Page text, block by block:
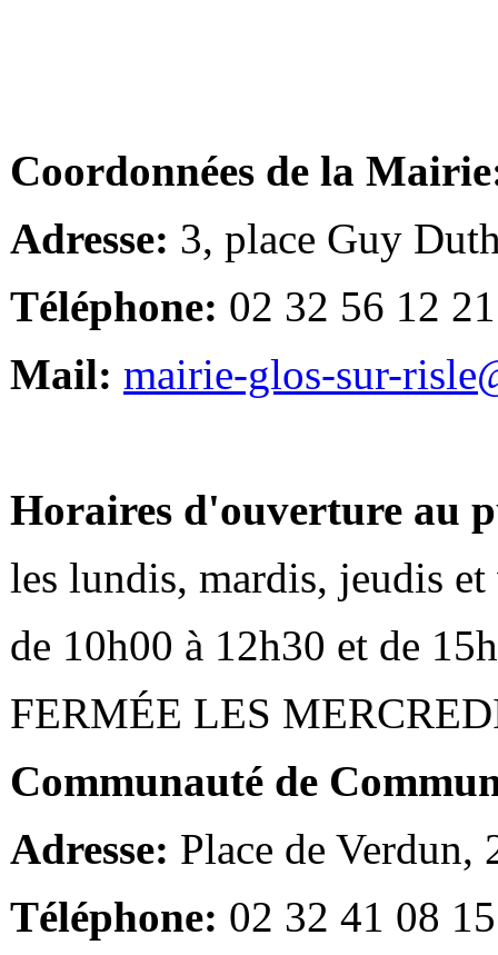
Coordonnées de la
Adresse: 3, place Guy
Téléphone: 02 32 56 12 21
Mail: mairie-glos-sur-
Horaires d'ouverture au
les lundis, mardis, jeudis et
de 10h00 à 12h30 et de
FERMÉE LES
Communauté de
Adresse: Place de Verdun,
Téléphone: 02 32 41 08 15